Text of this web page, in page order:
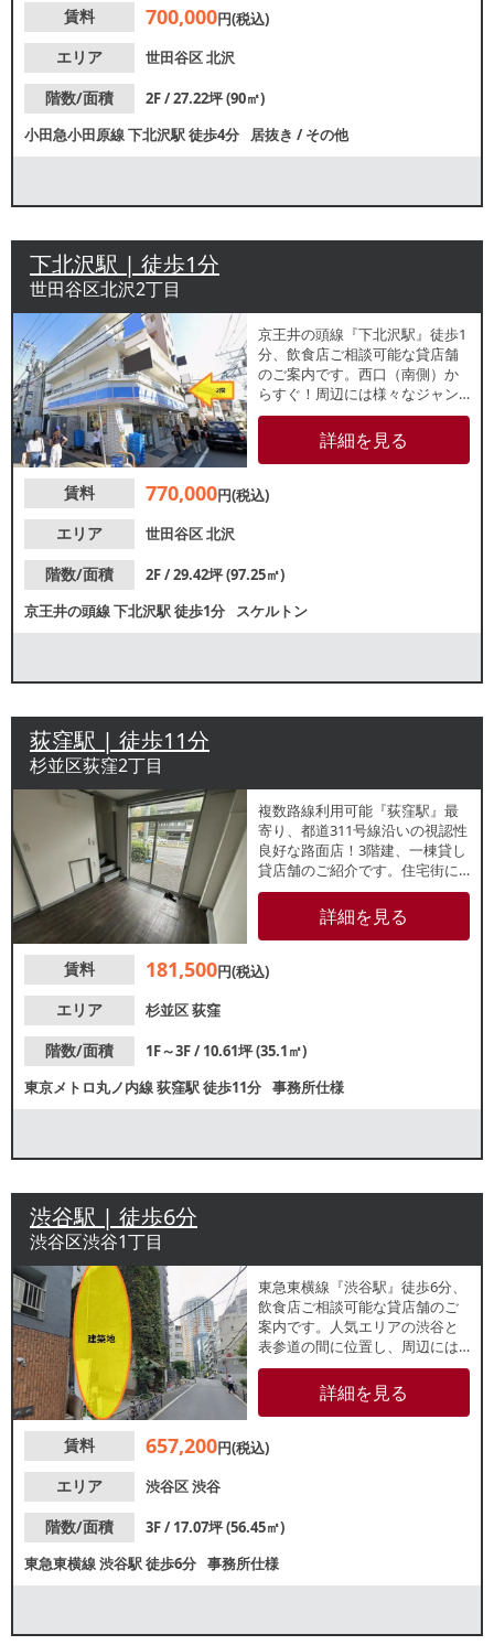
賃料
700,000円(税込)
エリア
世田谷区北沢
階数/面積
2F / 27.22坪 (90㎡)
小田急小田原線下北沢駅徒歩4分 居抜き /その他
下北沢駅 | 徒歩1分
世田谷区北沢2丁目
京王井の頭線『下北沢駅』徒歩1
分、飲食店ご相談可能な貸店舗
のご案内です。西口（南側）か
らすぐ！周辺には様々なジャン
ルの飲食店があります。休日は
特に人通りが多く賑わっている
ため幅広い集客が期待できま
お問い合わせください。
詳細を見る
賃料 770,000円(税込)
エリア
世田谷区北沢
階数/面積
2F / 29.42坪 (97.25㎡)
京王井の頭線下北沢駅徒歩1分 スケルトン
荻窪駅 | 徒歩11分
杉並区荻窪2丁目
複数路線利用可能『荻窪駅』最
寄り、都道311号線沿いの視認性
良好な路面店！3階建、一棟貸し
貸店舗のご紹介です。住宅街に
立地しており学校も近いため、
ファミリー層の集客が見込めま
す。諸条件等、お気軽にお問合
詳細を見る
賃料 181,500円(税込)
エリア
杉並区荻窪
階数/面積
1F～3F / 10.61坪 (35.1㎡)
東京メトロ丸ノ内線荻窪駅徒歩11分 事務所仕様
渋谷駅 | 徒歩6分
渋谷区渋谷1丁目
東急東横線『渋谷駅』徒歩6分、
飲食店ご相談可能な貸店舗のご
案内です。人気エリアの渋谷と
表参道の間に位置し、周辺には
大学やカフェや飲食店があり活
気があります。駅利用者や学
生、観光客まで幅広い客層の集
タンダードまでお問い合わせく
詳細を見る
賃料 657,200円(税込)
エリア
渋谷区渋谷
階数/面積
3F / 17.07坪 (56.45㎡)
東急東横線渋谷駅徒歩6分 事務所仕様